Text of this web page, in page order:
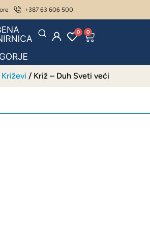
+387 63 606 500
0 0
Križevi / Križ – Duh Sveti veći